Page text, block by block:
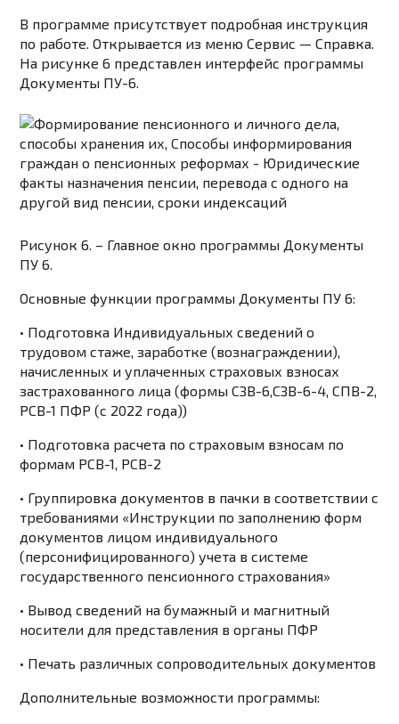
В программе присутствует подробная инструкция
по работе. Открывается из меню Сервис — Справка.
На рисунке 6 представлен интерфейс программы
Документы ПУ-6.
Рисунок 6. – Главное окно программы Документы
ПУ 6.
Основные функции программы Документы ПУ 6:
• Подготовка Индивидуальных сведений о
трудовом стаже, заработке (вознаграждении),
начисленных и уплаченных страховых взносах
застрахованного лица (формы СЗВ-6,СЗВ-6-4, СПВ-2,
РСВ-1 ПФР (с 2022 года))
• Подготовка расчета по страховым взносам по
формам РСВ-1, РСВ-2
• Группировка документов в пачки в соответствии с
требованиями «Инструкции по заполнению форм
документов лицом индивидуального
(персонифицированного) учета в системе
государственного пенсионного страхования»
• Вывод сведений на бумажный и магнитный
носители для представления в органы ПФР
• Печать различных сопроводительных документов
Дополнительные возможности программы: